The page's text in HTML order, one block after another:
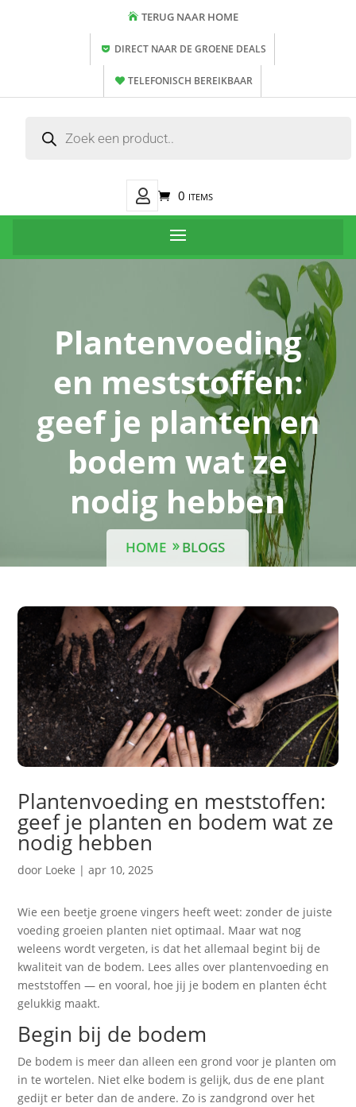
TERUG NAAR HOME
DIRECT NAAR DE GROENE DEALS
TELEFONISCH BEREIKBAAR
zoeken
Mijn
Account
0 items
Plantenvoeding
en meststoffen:
geef je planten en
bodem wat ze
nodig hebben
HOME BLOGS
Plantenvoeding en meststoffen:
geef je planten en bodem wat ze
nodig hebben
door Loeke |apr 10, 2025
Wie een beetje groene vingers heeft weet: zonder de juiste
voeding groeien planten niet optimaal. Maar wat nog
weleens wordt vergeten, is dat het allemaal begint bij de
kwaliteit van de bodem. Lees alles over plantenvoeding en
meststoffen — en vooral, hoe jij je bodem en planten écht
gelukkig maakt.
Begin bij de bodem
De bodem is meer dan alleen een grond voor je planten om
in te wortelen. Niet elke bodem is gelijk, dus de ene plant
gedijt er beter dan de andere. Zo is zandgrond over het